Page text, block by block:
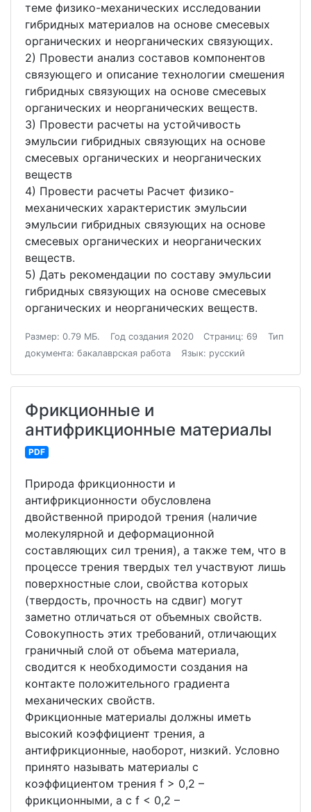
теме физико-механических исследовании
гибридных материалов на основе смесевых
органических и неорганических связующих.
2) Провести анализ составов компонентов
связующего и описание технологии смешения
гибридных связующих на основе смесевых
органических и неорганических веществ.
3) Провести расчеты на устойчивость
эмульсии гибридных связующих на основе
смесевых органических и неорганических
веществ
4) Провести расчеты Расчет физико-
механических характеристик эмульсии
эмульсии гибридных связующих на основе
смесевых органических и неорганических
веществ.
5) Дать рекомендации по составу эмульсии
гибридных связующих на основе смесевых
органических и неорганических веществ.
Размер: 0.79 МБ. Год создания 2020 Страниц: 69
Тип
документа: бакалаврская работа
Язык: русский
Фрикционные и
антифрикционные материалы
PDF
Природа фрикционности и
антифрикционности обусловлена
двойственной природой трения (наличие
молекулярной и деформационной
составляющих сил трения), а также тем, что в
процессе трения твердых тел участвуют лишь
поверхностные слои, свойства которых
(твердость, прочность на сдвиг) могут
заметно отличаться от объемных свойств.
Совокупность этих требований, отличающих
граничный слой от объема материала,
сводится к необходимости создания на
контакте положительного градиента
механических свойств.
Фрикционные материалы должны иметь
высокий коэффициент трения, а
антифрикционные, наоборот, низкий. Условно
принято называть материалы с
коэффициентом трения f > 0,2 –
фрикционными, а с f < 0,2 –